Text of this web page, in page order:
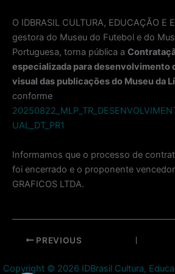
O IDBRASIL CULTURA, EDUCAÇÃO E
gestora do Museu do Futebol e do
Portuguesa, torna pública a
especializada paradesenvolvimento
visual das publicações do Museu da
conforme
UAL_DT_PR1
Informamos que o processo de
foi encerrado e o proponente vencedor
GRAFICOS LTDA.
Post PREVIOUS
Copyright © 2026 IDBrasil Cultura,